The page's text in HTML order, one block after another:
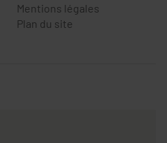
Mentions légales
Plan du site